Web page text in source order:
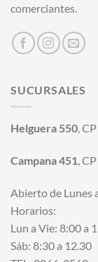
comerciantes.
SUCURSALES
Helguera 550,
Campana 451,
Abierto de Lunes
Horarios:
Lun a Vie: 8:00 a
Sáb: 8:30 a 12.30